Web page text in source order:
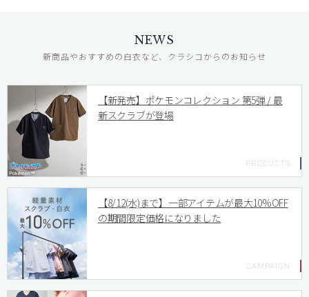
NEWS
新商品やおすすめの白衣など、クラシコからのお知らせ
【新発売】ポケモンコレクション 第5弾 / 最
新スクラブが登場
【8/12(水)まで】一部アイテムが最大10%OFF
の期間限定価格になりました